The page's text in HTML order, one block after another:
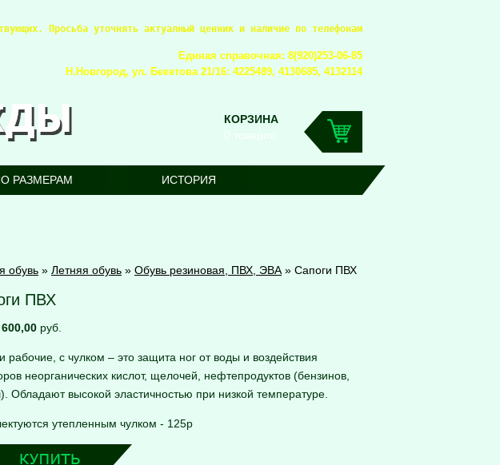
КОРЗИНА
0 товаров
Просьба уточнять актуалный ценник и наличие по телефонам
Единая справочная: 8(920)253-06-85
Н.Новгород, ул. Бекетова 21/16: 4225489, 4130685, 4132114
РАЗМЕРАМ ИСТОРИЯ
обувь » Летняя обувь » Обувь резиновая, ПВХ, ЭВА» Сапоги ПВХ
ПВХ
600,00 руб.
рабочие, с чулком – это защита ног от воды и воздействия
неорганических кислот, щелочей, нефтепродуктов (бензинов,
Обладают высокой эластичностью при низкой температуре.
утепленным чулком - 125р